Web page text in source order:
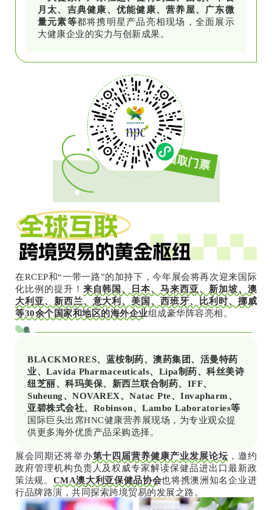
月太、吉典健康、优能健康、营养屋、广东微
量元素等都将携明星产品亮相现场，全面展示
大健康企业的实力与创新成果。
免费领取门票
在RCEP和“一带一路”的加持下，今年展会将再次迎来国际
化比例的提升！ 来自韩国、日本、马来西亚、新加坡、澳
大利亚、新西兰、意大利、美国、西班牙、比利时、挪威
等30余个国家和地区的海外企业组成豪华阵容亮相。
BLACKMORES、蓝桉制药、澳药集团、活曼特药
业、Lavida Pharmaceuticals、Lipa制药、科丝美诗
纽芝丽、科玛美保、新西兰联合制药、IFF、
Suheung、NOVAREX、Natac Pte、Invapharm、
亚碧株式会社、Robinson、Lambo Laboratories等
国际巨头出席HNC健康营养展现场，为专业观众提
供更多海外优质产品采购选择。
展会同期还将举办第十四届营养健康产业发展论坛 ，邀约
政府管理机构负责人及权威专家解读保健品进出口最新政
策法规。 CMA澳大利亚保健品协会也将携澳洲知名企业进
行品牌路演，共同探索跨境贸易的发展之路。